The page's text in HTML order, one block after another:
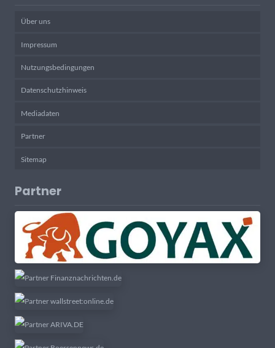
Über uns
Impressum
Nutzungsbedingungen
Datenschutzhinweis
Mediadaten
Partner
Sitemap
Partner